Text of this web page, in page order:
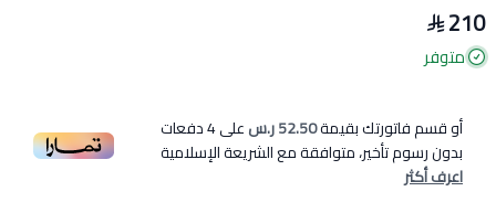
210
متوفر
أو قسم فاتورتك بقيمة52.50 ر.س على4دفعات
بدون رسوم تأخير، متوافقة مع الشريعة الإسلامية
اعرف أكثر